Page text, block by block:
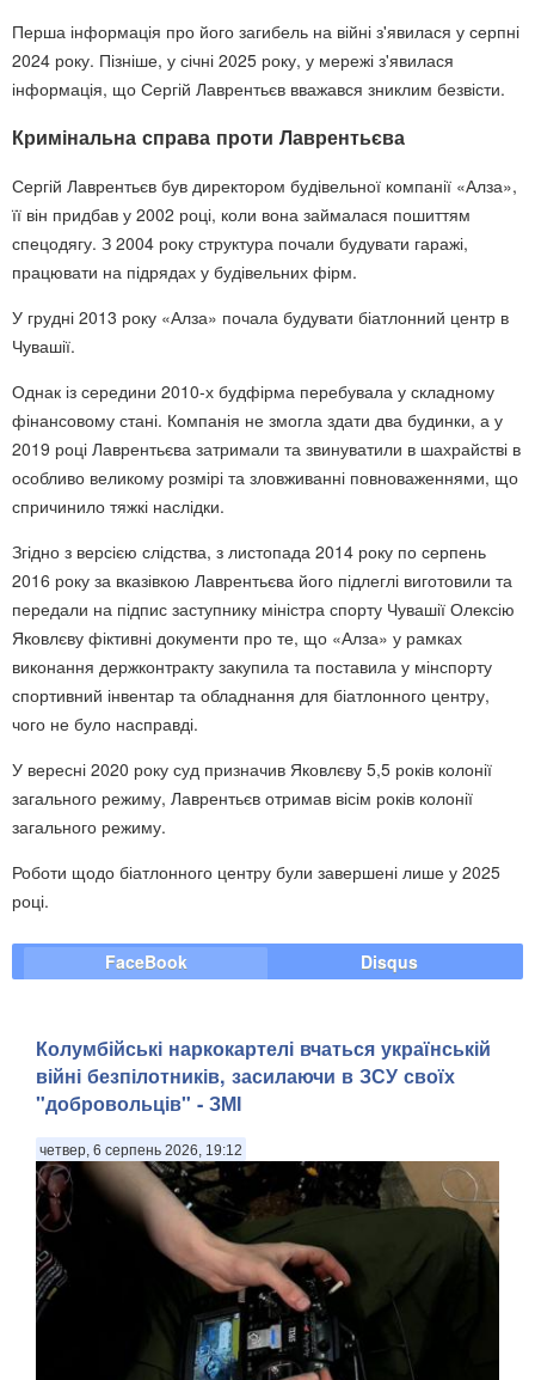
Перша інформація про його загибель на війні з'явилася у серпні
2024 року. Пізніше, у січні 2025 року, у мережі з'явилася
інформація, що Сергій Лаврентьєв вважався зниклим безвісти.
Кримінальна справа проти Лаврентьєва
Сергій Лаврентьєв був директором будівельної компанії «Алза»,
її він придбав у 2002 році, коли вона займалася пошиттям
спецодягу. З 2004 року структура почали будувати гаражі,
працювати на підрядах у будівельних фірм.
У грудні 2013 року «Алза» почала будувати біатлонний центр в
Чувашії.
Однак із середини 2010-х будфірма перебувала у складному
фінансовому стані. Компанія не змогла здати два будинки, а у
2019 році Лаврентьєва затримали та звинуватили в шахрайстві в
особливо великому розмірі та зловживанні повноваженнями, що
спричинило тяжкі наслідки.
Згідно з версією слідства, з листопада 2014 року по серпень
2016 року за вказівкою Лаврентьєва його підлеглі виготовили та
передали на підпис заступнику міністра спорту Чувашії Олексію
Яковлєву фіктивні документи про те, що «Алза» у рамках
виконання держконтракту закупила та поставила у мінспорту
спортивний інвентар та обладнання для біатлонного центру,
чого не було насправді.
У вересні 2020 року суд призначив Яковлєву 5,5 років колонії
загального режиму, Лаврентьєв отримав вісім років колонії
загального режиму.
Роботи щодо біатлонного центру були завершені лише у 2025
році.
FaceBook Disqus
Колумбійські наркокартелі вчаться українській
війні безпілотників, засилаючи в ЗСУ своїх
"добровольців" - ЗМІ
четвер, 6 серпень 2026, 19:12